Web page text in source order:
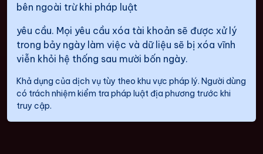
bên ngoài trừ khi pháp luật
yêu cầu. Mọi yêu cầu xóa tài khoản sẽ được xử lý
trong bảy ngày làm việc và dữ liệu sẽ bị xóa vĩnh
viễn khỏi hệ thống sau mười bốn ngày.
Khả dụng của dịch vụ tùy theo khu vực pháp lý. Người dùng
có trách nhiệm kiểm tra pháp luật địa phương trước khi
truy cập.